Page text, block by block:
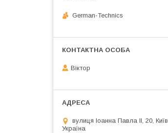
German-Technics
Віктор
вулиця Іоанна Павла ІІ, 20,
Україна